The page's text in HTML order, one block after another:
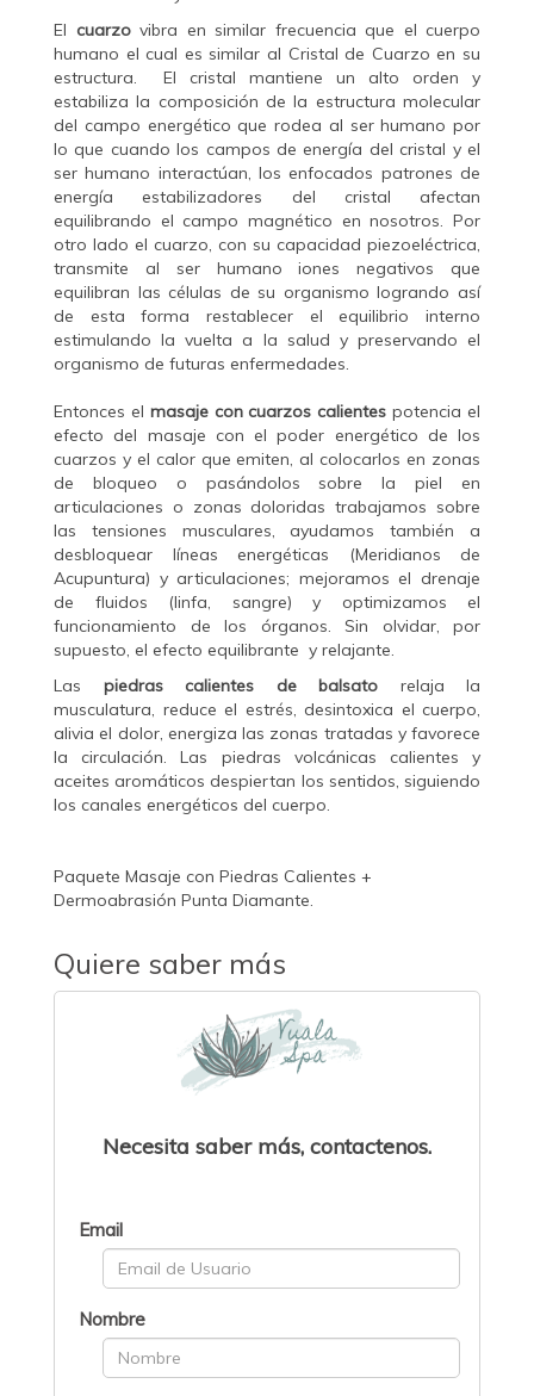
El cuarzovibra en similar frecuencia que el cuerpo
humano el cual es similar al Cristal de Cuarzo en su
estructura. El cristal mantiene un alto orden y
estabiliza la composición de la estructura molecular
del campo energético que rodea al ser humano por
lo que cuando los campos de energía del cristal y el
ser humano interactúan, los enfocados patrones de
energía estabilizadores del cristal afectan
equilibrando el campo magnético en nosotros. Por
otro lado el cuarzo, con su capacidad piezoeléctrica,
transmite al ser humano iones negativos que
equilibran las células de su organismo logrando así
de esta forma restablecer el equilibrio interno
estimulando la vuelta a la salud y preservando el
organismo de futuras enfermedades.
Entonces el masaje con cuarzos calientes potencia el
efecto del masaje con el poder energético de los
cuarzos y el calor que emiten, al colocarlos en zonas
de bloqueo o pasándolos sobre la piel en
articulaciones o zonas doloridas trabajamos sobre
las tensiones musculares, ayudamos también a
desbloquear líneas energéticas (Meridianos de
Acupuntura) y articulaciones; mejoramos el drenaje
de fluidos (linfa, sangre) y optimizamos el
funcionamiento de los órganos. Sin olvidar, por
supuesto, el efecto equilibrante y relajante.
Las piedras calientes de balsato relaja la
musculatura, reduce el estrés, desintoxica el cuerpo,
alivia el dolor, energiza las zonas tratadas y favorece
la circulación. Las piedras volcánicas calientes y
aceites aromáticos despiertan los sentidos, siguiendo
los canales energéticos del cuerpo.
Paquete Masaje con Piedras Calientes +
Dermoabrasión Punta Diamante.
Quiere saber más
Necesita saber más, contactenos.
Email
Nombre